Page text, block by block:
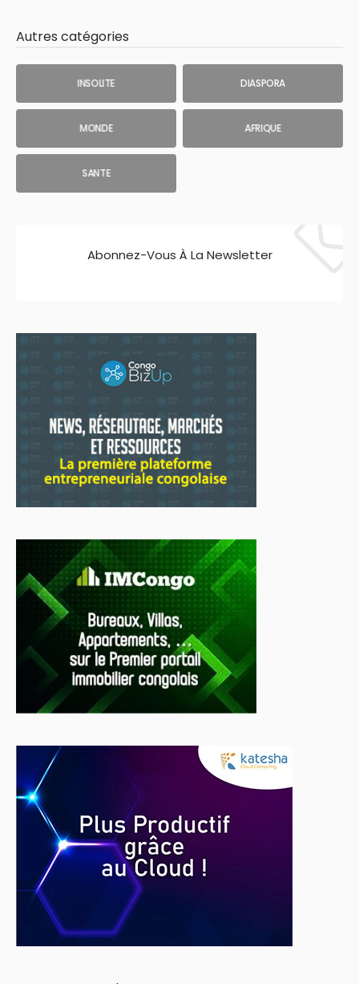
Autres catégories
INSOLITE DIASPORA
MONDE AFRIQUE
SANTE
Abonnez-Vous À La Newsletter